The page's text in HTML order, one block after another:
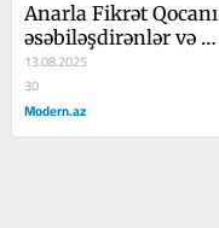
Anarla Fikrət Qocanı
əsəbiləşdirənlər və
sakitləşdirənlər...
13.08.2025
30
Modern.az